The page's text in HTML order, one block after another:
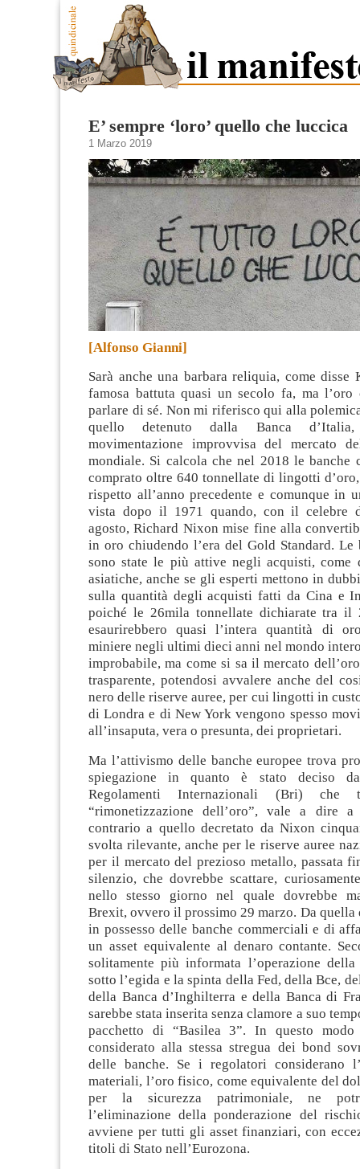
E’ sempre ‘loro’ quello che luccica
1 Marzo 2019
[Alfonso Gianni]
Sarà anche una barbara reliquia, come disse
famosa battuta quasi un secolo fa, ma l’oro
parlare di sé. Non mi riferisco qui alla
quello detenuto dalla Banca
movimentazione improvvisa del mercato
mondiale. Si calcola che nel 2018 le banche
comprato oltre 640 tonnellate di lingotti
rispetto all’anno precedente e comunque in
vista dopo il 1971 quando, con il celebre
agosto, Richard Nixon mise fine alla
in oro chiudendo l’era del Gold Standard. Le
sono state le più attive negli acquisti, come
asiatiche, anche se gli esperti mettono in
sulla quantità degli acquisti fatti da Cina e
poiché le 26mila tonnellate dichiarate tra
esaurirebbero quasi l’intera quantità di
miniere negli ultimi dieci anni nel mondo
improbabile, ma come si sa il mercato
trasparente, potendosi avvalere anche del
nero delle riserve auree, per cui lingotti in
di Londra e di New York vengono spesso
all’insaputa, vera o presunta, dei proprietari.
Ma l’attivismo delle banche europee trova
spiegazione in quanto è stato deciso
Regolamenti Internazionali (Bri)
“rimonetizzazione dell’oro”, vale a dire a
contrario a quello decretato da Nixon
svolta rilevante, anche per le riserve auree
per il mercato del prezioso metallo, passata
silenzio, che dovrebbe scattare,
nello stesso giorno nel quale dovrebbe
Brexit, ovvero il prossimo 29 marzo. Da quella
in possesso delle banche commerciali e di
un asset equivalente al denaro contante.
solitamente più informata l’operazione
sotto l’egida e la spinta della Fed, della Bce,
della Banca d’Inghilterra e della Banca di
sarebbe stata inserita senza clamore a suo
pacchetto di “Basilea 3”. In questo modo
considerato alla stessa stregua dei bond
delle banche. Se i regolatori considerano
materiali, l’oro fisico, come equivalente del
per la sicurezza patrimoniale, ne
l’eliminazione della ponderazione del
avviene per tutti gli asset finanziari, con
titoli di Stato nell’Eurozona.